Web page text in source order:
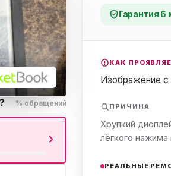
% обращений
Гарантия 6
КАК
Изображение с
ПРИЧИНА
Хрупкий
лёгкого нажима
РЕАЛЬНЫЕ